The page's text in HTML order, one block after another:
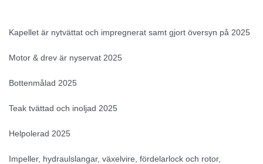
Kapellet är nytvättat och impregnerat samt gjort översyn på 2025
Motor & drev är nyservat 2025
Bottenmålad 2025
Teak tvättad och inoljad 2025
Helpolerad 2025
Impeller, hydraulslangar, växelvire, fördelarlock och rotor,